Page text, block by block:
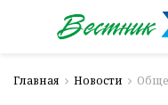
Главная Новости